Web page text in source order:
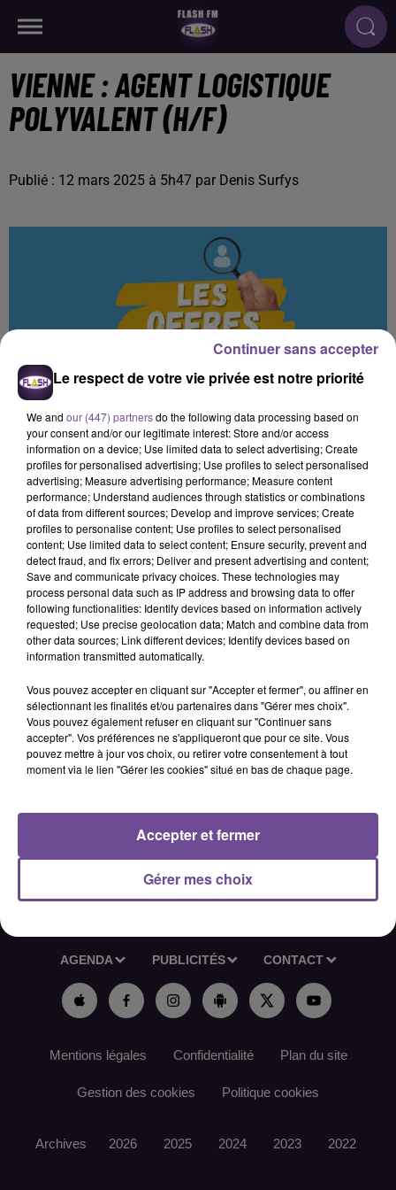
VIENNE : AGENT LOGISTIQUE
POLYVALENT (H/F)
Publié : 12 mars 2025 à 5h47 par Denis Surfys
Une société de Saint-Benoît recherche
un agent logistique polyvalent (H/F).
Une société de Saint-Benoît recherche un agent logistique
polyvalent (H/F). Vos missions : effectuer avec précision le
picking en magasin, tant en physique qu'informatique via
SAP, pour préparer efficacement les ordres de fabrication.
Gérer les murs de réapprovisionnement des ateliers à l'aide
de cartes Kanban et réaliser avec minutie les transactions
SAP associées. Participer activement à la réalisation
d'inventaires, contribuant ainsi à l'optimisation des stocks.
AGENDA PUBLICITÉS CONTACT
Mentions légales Confidentialité Plan du site
Gestion des cookies Politique cookies
Archives 2026 2025 2024 2023 2022
Le respect de votre vie privée est notre priorité
We and our (447) partnersdo the following data processing based on
your consent and/or our legitimate interest: Store and/or access
information on a device; Use limited data to select advertising; Create
profiles for personalised advertising; Use profiles to select personalised
advertising; Measure advertising performance; Measure content
performance; Understand audiences through statistics or combinations
of data from different sources; Develop and improve services; Create
profiles to personalise content; Use profiles to select personalised
content; Use limited data to select content; Ensure security, prevent and
detect fraud, and fix errors; Deliver and present advertising and content;
Save and communicate privacy choices. These technologies may
process personal data such as IP address and browsing data to offer
following functionalities: Identify devices based on information actively
requested; Use precise geolocation data; Match and combine data from
other data sources; Link different devices; Identify devices based on
information transmitted automatically.
Vous pouvez accepter en cliquant sur "Accepter et fermer", ou affiner en
sélectionnant les finalités et/ou partenaires dans "Gérer mes choix".
Vous pouvez également refuser en cliquant sur "Continuer sans
accepter". Vos préférences ne s'appliqueront que pour ce site. Vous
pouvez mettre à jour vos choix, ou retirer votre consentement à tout
moment via le lien "Gérer les cookies" situé en bas de chaque page.
Gérer mes choix
Accepter et fermer
Continuer sans accepter